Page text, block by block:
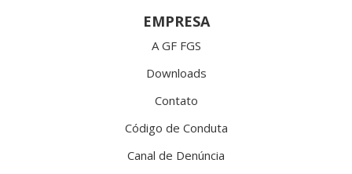
EMPRESA
A GF FGS
Downloads
Contato
Código de Conduta
Canal de Denúncia